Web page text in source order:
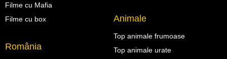
Filme cu Mafia
Filme cu box
România
Animale
Top animale frumoase
Top animale urate